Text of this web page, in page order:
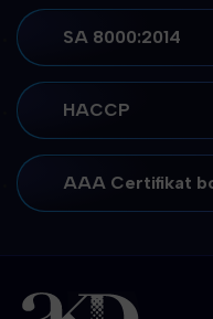
SA 8000:2014
HACCP
AAA Certifikat